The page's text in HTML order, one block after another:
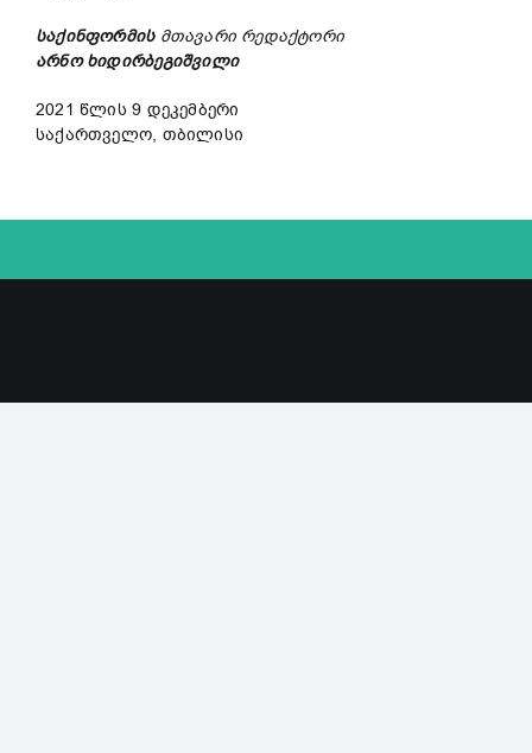
საქინფორმის მთავარი რედაქტორი
არნოხიდირბეგიშვილი
2021 წლის 9 დეკემბერი
საქართველო, თბილისი